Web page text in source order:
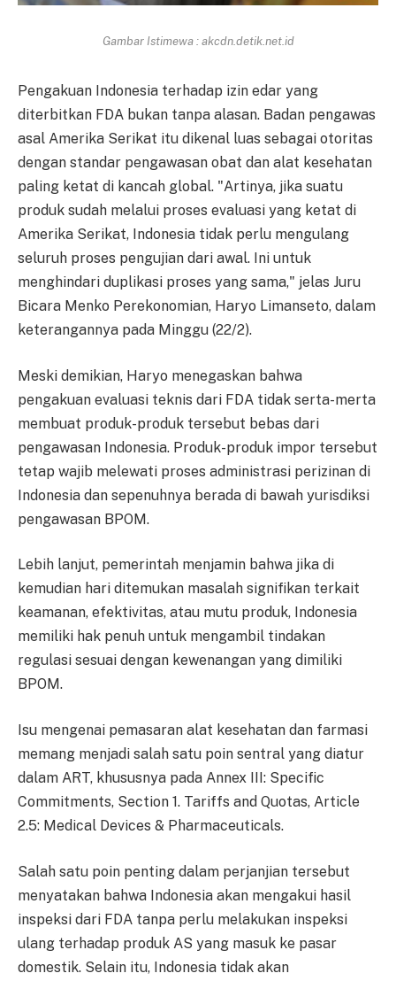
Gambar Istimewa : akcdn.detik.net.id
Pengakuan Indonesia terhadap izin edar yang
diterbitkan FDA bukan tanpa alasan. Badan pengawas
asal Amerika Serikat itu dikenal luas sebagai otoritas
dengan standar pengawasan obat dan alat kesehatan
paling ketat di kancah global. "Artinya, jika suatu
produk sudah melalui proses evaluasi yang ketat di
Amerika Serikat, Indonesia tidak perlu mengulang
seluruh proses pengujian dari awal. Ini untuk
menghindari duplikasi proses yang sama," jelas Juru
Bicara Menko Perekonomian, Haryo Limanseto, dalam
keterangannya pada Minggu (22/2).
Meski demikian, Haryo menegaskan bahwa
pengakuan evaluasi teknis dari FDA tidak serta-merta
membuat produk-produk tersebut bebas dari
pengawasan Indonesia. Produk-produk impor tersebut
tetap wajib melewati proses administrasi perizinan di
Indonesia dan sepenuhnya berada di bawah yurisdiksi
pengawasan BPOM.
Lebih lanjut, pemerintah menjamin bahwa jika di
kemudian hari ditemukan masalah signifikan terkait
keamanan, efektivitas, atau mutu produk, Indonesia
memiliki hak penuh untuk mengambil tindakan
regulasi sesuai dengan kewenangan yang dimiliki
BPOM.
Isu mengenai pemasaran alat kesehatan dan farmasi
memang menjadi salah satu poin sentral yang diatur
dalam ART, khususnya pada Annex III: Specific
Commitments, Section 1. Tariffs and Quotas, Article
2.5: Medical Devices & Pharmaceuticals.
Salah satu poin penting dalam perjanjian tersebut
menyatakan bahwa Indonesia akan mengakui hasil
inspeksi dari FDA tanpa perlu melakukan inspeksi
ulang terhadap produk AS yang masuk ke pasar
domestik. Selain itu, Indonesia tidak akan